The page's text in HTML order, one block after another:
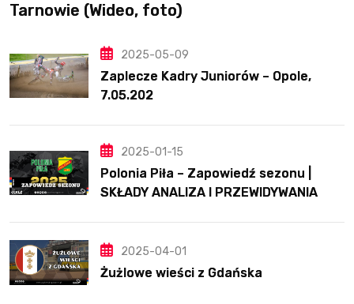
Tarnowie (Wideo, foto)
2025-05-09
Zaplecze Kadry Juniorów – Opole,
7.05.202
2025-01-15
Polonia Piła – Zapowiedź sezonu |
SKŁADY ANALIZA I PRZEWIDYWANIA
2025-04-01
Żużlowe wieści z Gdańska